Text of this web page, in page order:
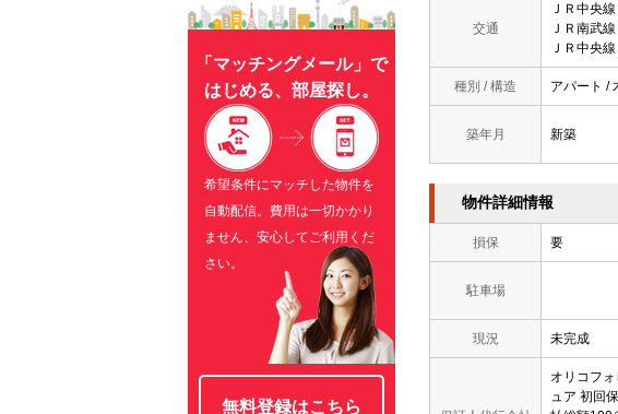
交通
ＪＲ中央
ＪＲ南武
ＪＲ中央
種別 / 構造 アパート /
築年月 新築
物件詳細情報
損保 要
駐車場
現況 未完成
オリコフ
ュア 初回
「マッチングメール」で
はじめる、部屋探し。
希望条件にマッチした物件を
自動配信。費用は一切かかり
ません、安心してご利用くだ
さい。
無料登録はこちら